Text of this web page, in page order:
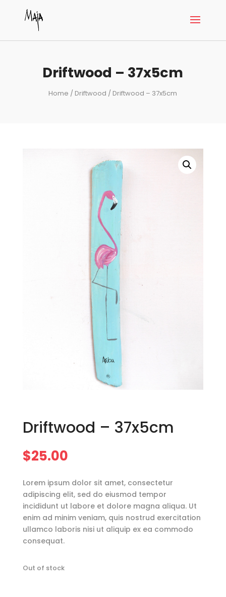
Driftwood – 37x5cm
Home / Driftwood / Driftwood – 37x5cm
Driftwood – 37x5cm
$25.00
Lorem ipsum dolor sit amet, consectetur
adipiscing elit, sed do eiusmod tempor
incididunt ut labore et dolore magna aliqua. Ut
enim ad minim veniam, quis nostrud exercitation
ullamco laboris nisi ut aliquip ex ea commodo
consequat.
Out of stock